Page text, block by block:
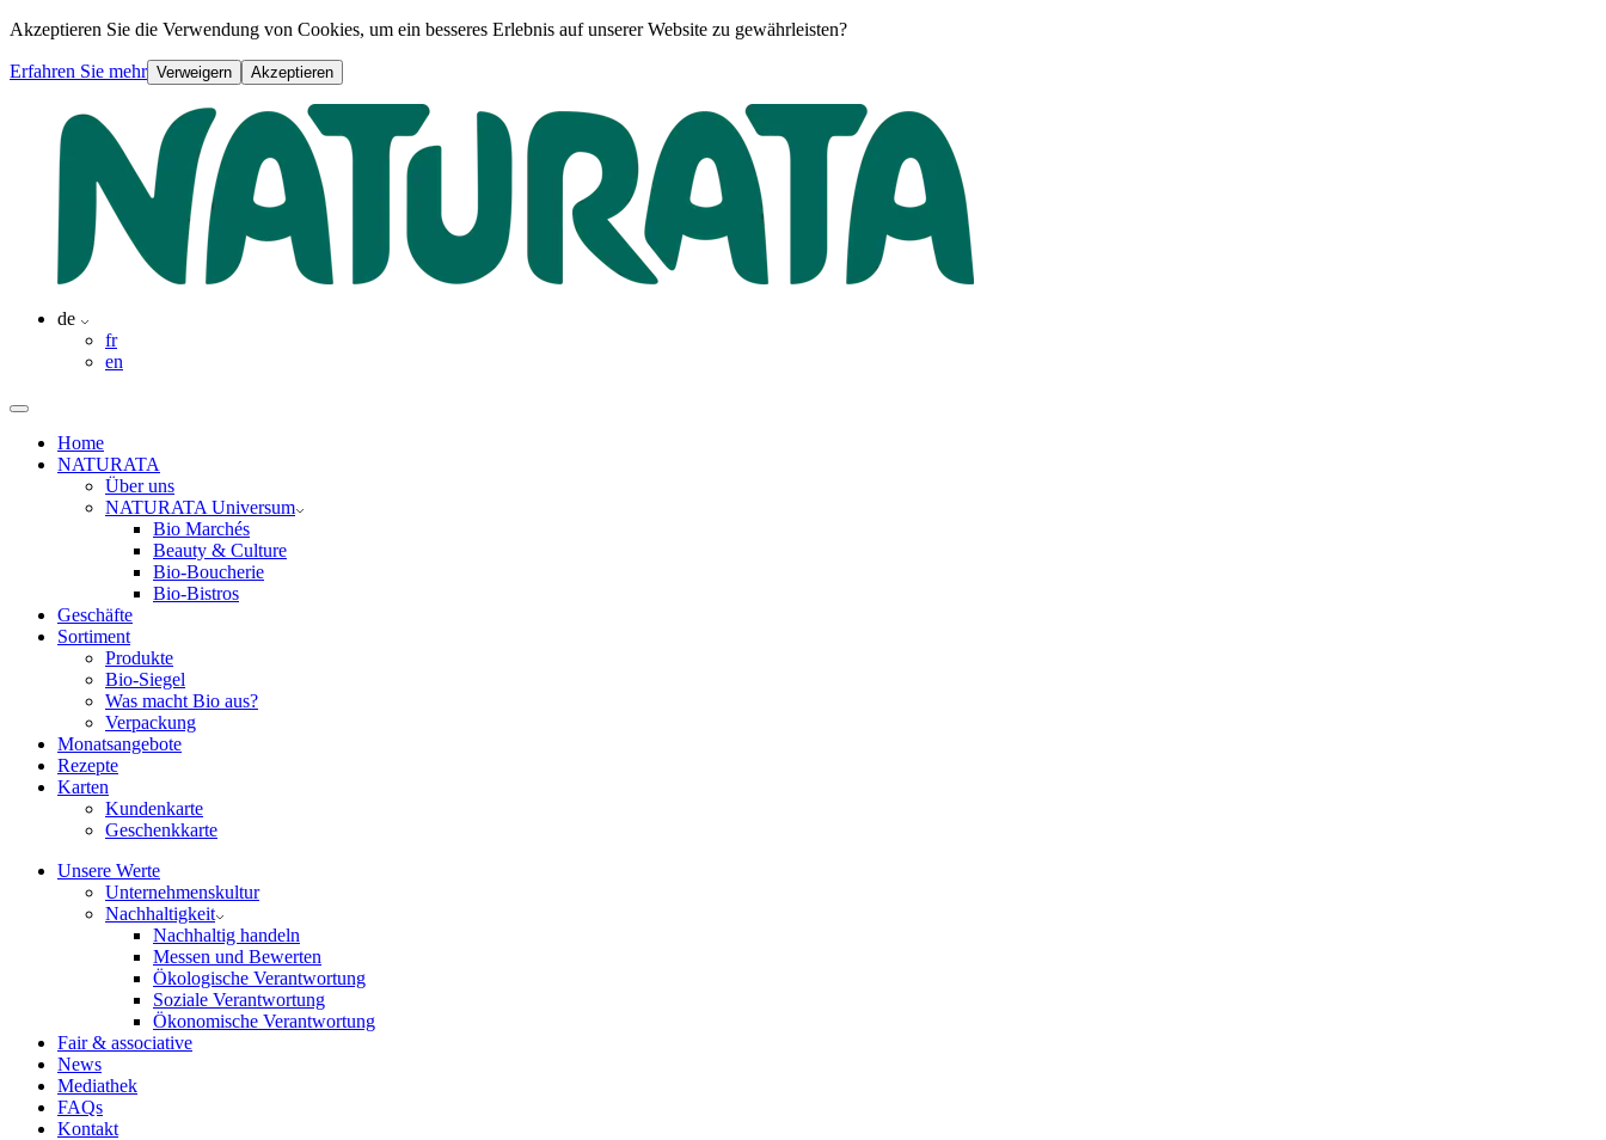
Akzeptieren Sie die Verwendung von Cookies, um ein besseres Erlebnis auf unserer Website zu gewährleisten?
Erfahren Sie mehr Verweigern Akzeptieren
de
fr
en
Home
NATURATA
Über uns
NATURATA Universum
Bio Marchés
Beauty & Culture
Bio-Boucherie
Bio-Bistros
Geschäfte
Sortiment
Produkte
Bio-Siegel
Was macht Bio aus?
Verpackung
Monatsangebote
Rezepte
Karten
Kundenkarte
Geschenkkarte
Unsere Werte
Unternehmenskultur
Nachhaltigkeit
Nachhaltig handeln
Messen und Bewerten
Ökologische Verantwortung
Soziale Verantwortung
Ökonomische Verantwortung
Fair & associative
News
Mediathek
FAQs
Kontakt